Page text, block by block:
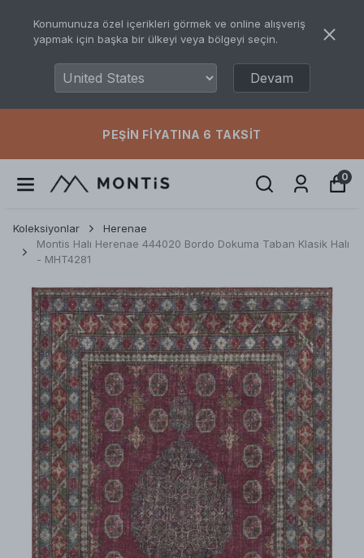
Konumunuza özel içerikleri görmek ve online alışveriş
yapmak için başka bir ülkeyi veya bölgeyi seçin.
Devam
PEŞIN FIYATINA 6 TAKSIT
0
Koleksiyonlar
Herenae
Montis Halı Herenae 444020 Bordo Dokuma Taban Klasik Halı
- MHT4281